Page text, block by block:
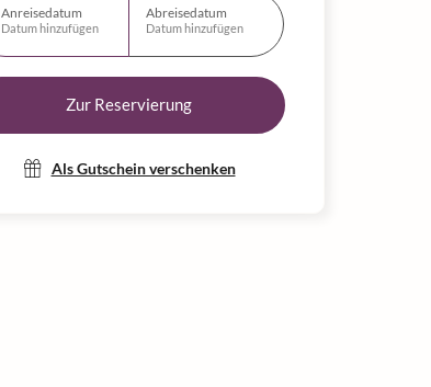
Anreisedatum
Datum hinzufügen
Abreisedatum
Datum hinzufügen
Zur Reservierung
Als Gutschein verschenken